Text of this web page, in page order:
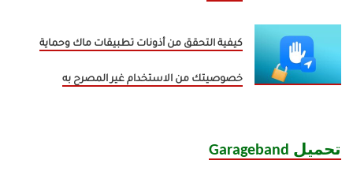
كيفية التحقق من أذونات تطبيقات ماك وحماية
خصوصيتك من الاستخدام غير المصرح به
تحميل Garageband